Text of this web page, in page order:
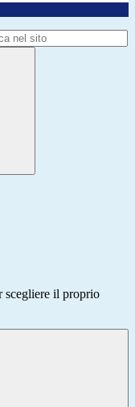
scegliere il proprio